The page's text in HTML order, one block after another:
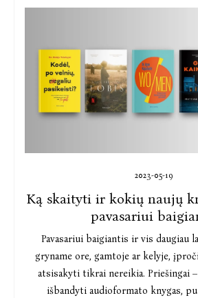
2023-05-19
Ką skaityti ir kokių naujų
pavasariui
Pavasariui baigiantis ir vis daugiau
gryname ore, gamtoje ar kelyje,
atsisakyti tikrai nereikia. Priešingai
išbandyti audioformato knygas,